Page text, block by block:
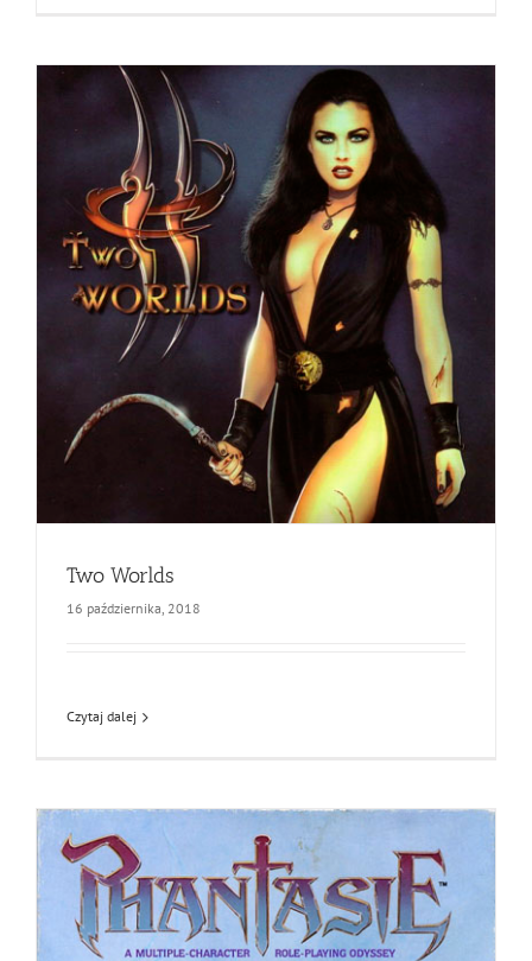
Two Worlds
16 października, 2018
Czytaj dalej